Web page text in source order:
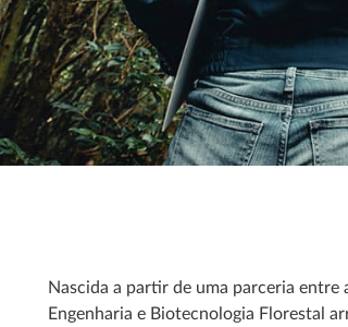
Nascida a partir de uma parceria
Engenharia e Biotecnologia Florestal